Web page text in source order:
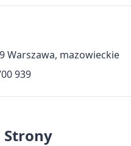
Warszawa, mazowieckie
939
Strony